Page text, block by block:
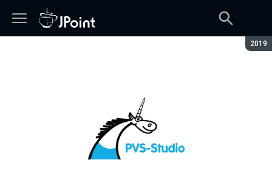
2019